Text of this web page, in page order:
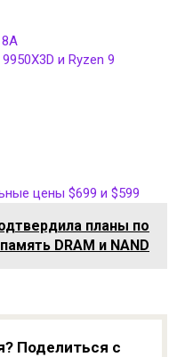
и Ryzen 9
цены $699 и $599
планы по
DRAM и NAND
Поделиться с